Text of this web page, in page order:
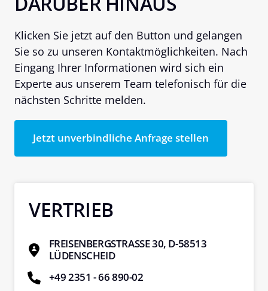
Klicken Sie jetzt auf den Button und gelangen
Sie so zu unseren Kontaktmöglichkeiten. Nach
Eingang Ihrer Informationen wird sich ein
Experte aus unserem Team telefonisch für die
nächsten Schritte melden.
Jetzt unverbindliche Anfrage stellen
VERTRIEB
FREISENBERGSTRASSE 30, D-58513 L
ÜDENSCHEID
+49 2351 - 66 890-02